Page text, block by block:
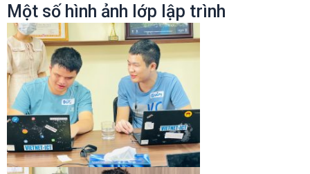
Một số hình ảnh lớp lập trình